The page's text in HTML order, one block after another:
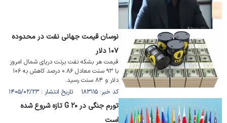
نوسان قیمت جهانی نفت در محدوده
۱۰۷ دلار
قیمت هر بشکه نفت برنت دریای شمال امروز
با ۹۳ سنت معادل ۰.۸۶ درصد کاهش به ۱۰۶
دلار و ۸۴ سنت رسید.
کد خبر: ۱۸۳۱۱۵ تاریخ انتشار : ۱۴۰۵/۰۲/۲۳
تورم جنگی در G ۲۰ تازه شروع شده
است